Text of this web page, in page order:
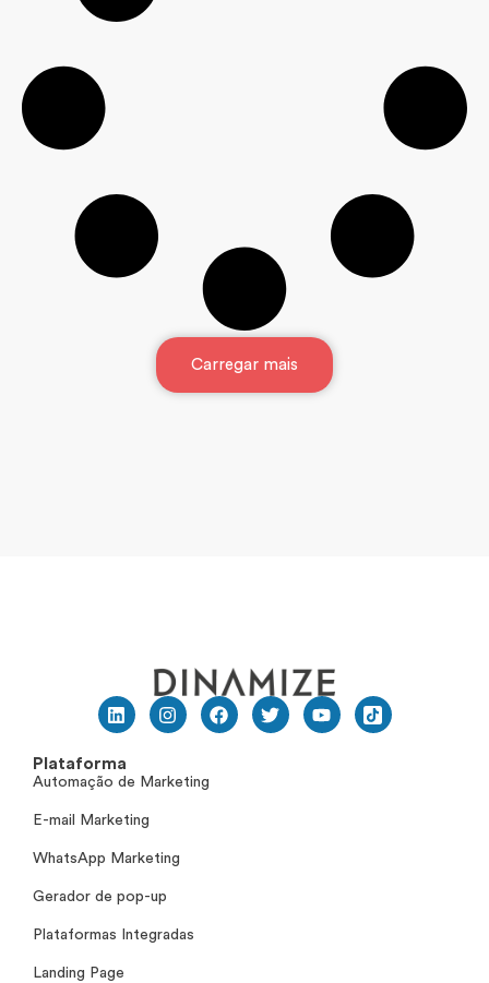
Carregar mais
Plataforma
Automação de Marketing
E-mail Marketing
WhatsApp Marketing
Gerador de pop-up
Plataformas Integradas
Landing Page